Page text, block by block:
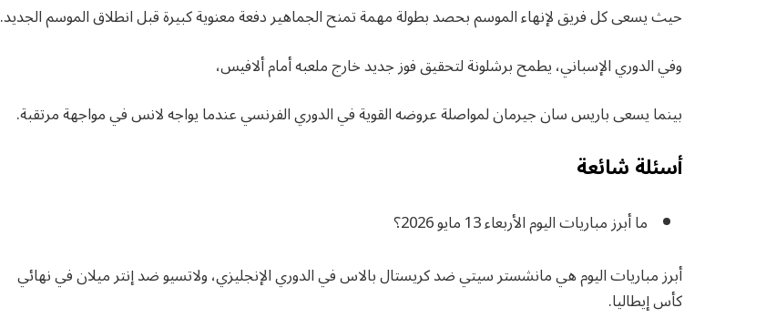
حيث يسعى كل فريق لإنهاء الموسم بحصد بطولة مهمة تمنح الجماهير دفعة معنوية كبيرة قبل انطلاق الموسم الجديد.
وفي الدوري الإسباني، يطمح برشلونة لتحقيق فوز جديد خارج ملعبه أمام ألافيس،
بينما يسعى باريس سان جيرمان لمواصلة عروضه القوية في الدوري الفرنسي عندما يواجه لانس في مواجهة مرتقبة.
أسئلة شائعة
ما أبرز مباريات اليوم الأربعاء 13 مايو 2026؟
أبرز مباريات اليوم هي مانشستر سيتي ضد كريستال بالاس في الدوري الإنجليزي، ولاتسيو ضد إنتر ميلان في نهائي
كأس إيطاليا.